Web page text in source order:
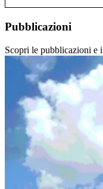
Pubblicazioni
Scopri le pubblicazioni e